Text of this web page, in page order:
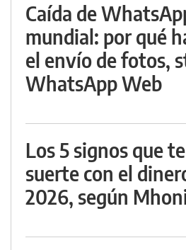
Caída de
mundial: por qué
el envío de fotos,
WhatsApp Web
Los 5 signos que
suerte con el
2026, según